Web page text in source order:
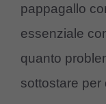
pappagallo
essenziale
quanto
sottostare